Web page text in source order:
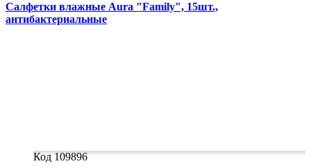
Салфетки влажные Aura "Family", 15шт.,
антибактериальные
Код 109896